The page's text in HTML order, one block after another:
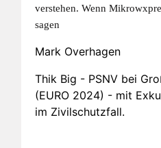
verstehen. Wenn
sagen
Mark Overhagen
Thik Big - PSNV bei
(EURO 2024) - mit
im Zivilschutzfall.